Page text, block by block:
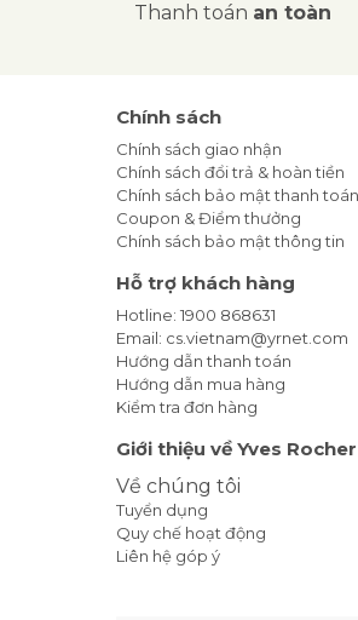
Thanh toán an toàn
Chính sách
Chính sách giao nhận
Chính sách đổi trả & hoàn tiền
Chính sách bảo mật thanh toán
Coupon & Điểm thưởng
Chính sách bảo mật thông tin
Hỗ trợ khách hàng
Hotline: 1900 868631
Email: cs.vietnam@yrnet.com
Hướng dẫn thanh toán
Hướng dẫn mua hàng
Kiểm tra đơn hàng
Giới thiệu về Yves Rocher
Về chúng tôi
Tuyển dụng
Quy chế hoạt động
Liên hệ góp ý